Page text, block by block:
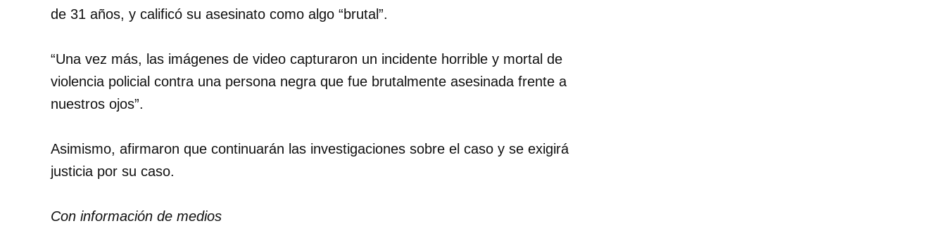
de 31 años, y calificó su asesinato como algo “brutal”.
“Una vez más, las imágenes de video capturaron un incidente horrible y mortal de
violencia policial contra una persona negra que fue brutalmente asesinada frente a
nuestros ojos”.
Asimismo, afirmaron que continuarán las investigaciones sobre el caso y se exigirá
justicia por su caso.
Con información de medios